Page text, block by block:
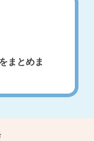
まとめま